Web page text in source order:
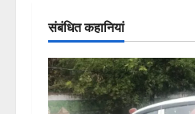
गे
श
न
संबंधित कहानियां